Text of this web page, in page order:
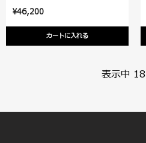
¥46,200
カートに入れる
表示中 18